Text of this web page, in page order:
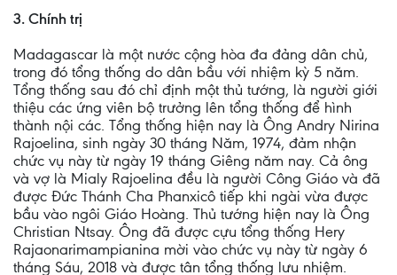
3. Chính trị
Madagascar là một nước cộng hòa đa đảng dân chủ,
trong đó tổng thống do dân bầu với nhiệm kỳ 5 năm.
Tổng thống sau đó chỉ định một thủ tướng, là người giới
thiệu các ứng viên bộ trưởng lên tổng thống để hình
thành nội các. Tổng thống hiện nay là Ông Andry Nirina
Rajoelina, sinh ngày 30 tháng Năm, 1974, đảm nhận
chức vụ này từ ngày 19 tháng Giêng năm nay. Cả ông
và vợ là Mialy Rajoelina đều là người Công Giáo và đã
được Đức Thánh Cha Phanxicô tiếp khi ngài vừa được
bầu vào ngôi Giáo Hoàng. Thủ tướng hiện nay là Ông
Christian Ntsay. Ông đã được cựu tổng thống Hery
Rajaonarimampianina mời vào chức vụ này từ ngày 6
tháng Sáu, 2018 và được tân tổng thống lưu nhiệm.